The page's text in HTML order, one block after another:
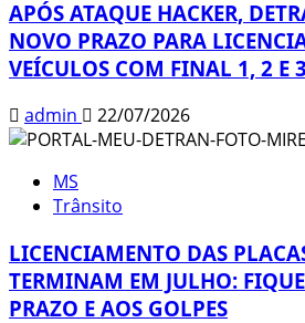
APÓS ATAQUE HACKER,
NOVO PRAZO PARA
VEÍCULOS COM FINAL 1, 2 E 3
admin 22/07/2026
MS
Trânsito
LICENCIAMENTO DAS
TERMINAM EM JULHO:
PRAZO E AOS GOLPES